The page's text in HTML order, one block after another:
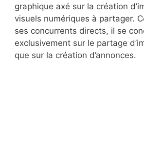
graphique axé sur la création
visuels numériques à partager.
ses concurrents directs, il se
exclusivement sur le partage
que sur la création d’annonces.